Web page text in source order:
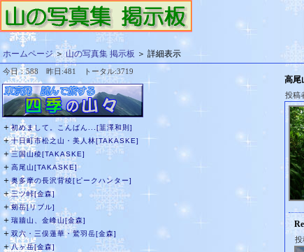
ホームページ＞山の写真集 掲示板 ＞ 詳細表示
今日：588 昨日:481 トータル:3719
＋初めまして。こんばん...[韮澤和則]
＋十日町市松之山・美人林[TAKASKE]
＋三国山稜[TAKASKE]
＋ 高尾山[TAKASKE]
＋奥多摩の長沢背稜[ピークハンター]
＋三ツ峠[金森]
＋剱岳[リブル]
＋ 瑞牆山、金峰山[金森]
＋ 双六・三俣蓮華・鷲羽岳[金森]
＋八ヶ岳[金森]
高尾
投稿
投